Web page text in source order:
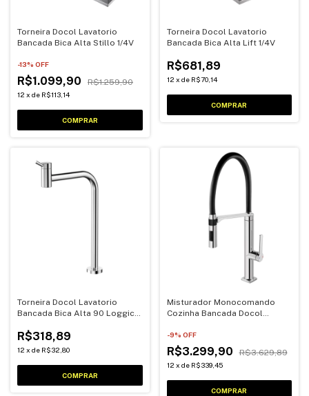
Torneira Docol Lavatorio
Bancada Bica Alta Stillo 1/4V
-13% OFF
R$1.099,90 R$1.259,90
12 x de R$113,14
Torneira Docol Lavatorio
Bancada Bica Alta Lift 1/4V
R$681,89
12 x de R$70,14
Torneira Docol Lavatorio
Bancada Bica Alta 90 Loggica
R$318,89
12 x de R$32,80
Misturador Monocomando
Cozinha Bancada Docol
-9% OFF
R$3.299,90 R$3.629,89
12 x de R$339,45